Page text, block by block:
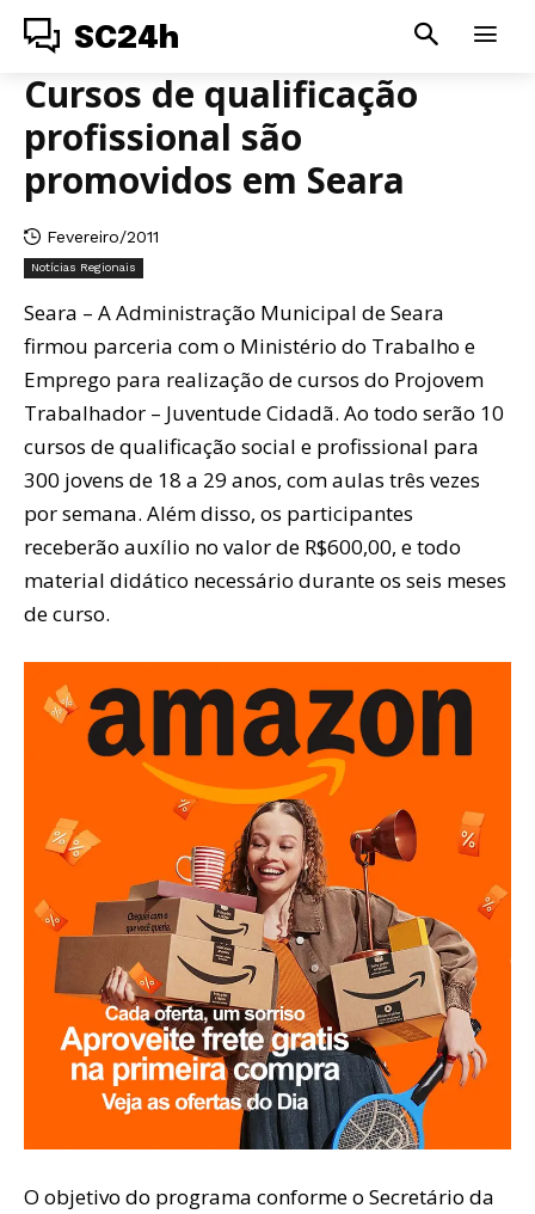
SC24h
Cursos de qualificação
profissional são
promovidos em Seara
Fevereiro/2011
Notícias Regionais
Seara – A Administração Municipal de Seara
firmou parceria com o Ministério do Trabalho e
Emprego para realização de cursos do Projovem
Trabalhador – Juventude Cidadã. Ao todo serão 10
cursos de qualificação social e profissional para
300 jovens de 18 a 29 anos, com aulas três vezes
por semana. Além disso, os participantes
receberão auxílio no valor de R$600,00, e todo
material didático necessário durante os seis meses
de curso.
O objetivo do programa conforme o Secretário da